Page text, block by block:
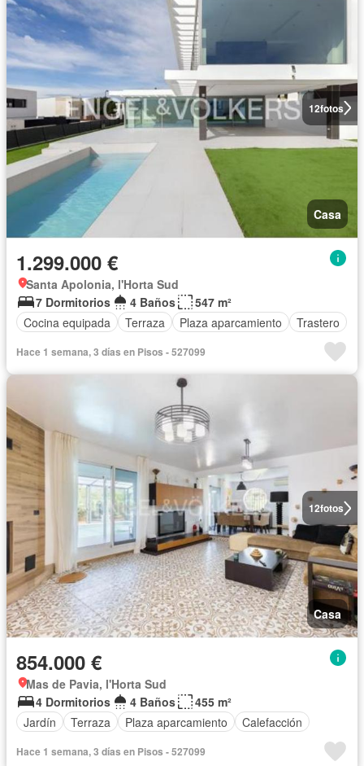
12fotos
Casa
1.299.000 €
Santa Apolonia, l'Horta Sud
7 Dormitorios
4 Baños
547 m²
Cocina equipada
Terraza Plaza aparcamiento Trastero
Hace 1 semana, 3 días en Pisos - 527099
12fotos
Casa
854.000 €
Mas de Pavia, l'Horta Sud
4 Dormitorios
4 Baños
455 m²
Jardín
Terraza Plaza aparcamiento Calefacción
Hace 1 semana, 3 días en Pisos - 527099